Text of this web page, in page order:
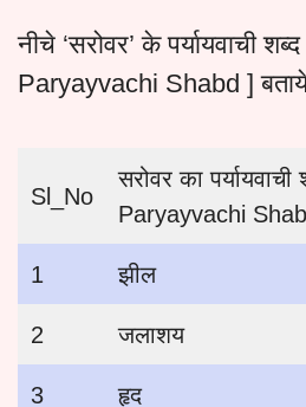
नीचे ‘सरोवर’ के पर्यायवाची
Paryayvachi Shabd ]
Sl_No
सरोवर का
Paryayvachi
1 झील
2 जलाशय
3 हृद